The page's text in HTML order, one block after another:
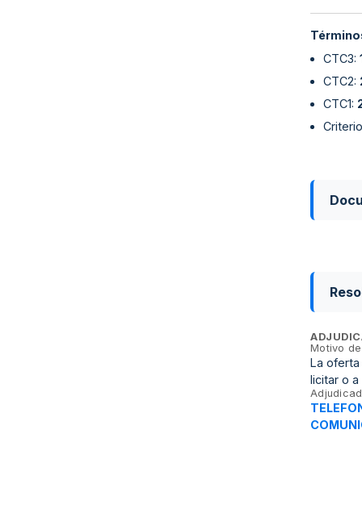
CTC3:
CTC2:
CTC1:
Motivo
La
licitar o